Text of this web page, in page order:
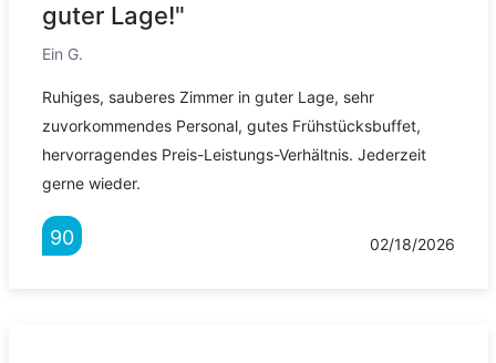
guter Lage!"
Ein G.
Ruhiges, sauberes Zimmer in guter Lage, sehr
zuvorkommendes Personal, gutes Frühstücksbuffet,
hervorragendes Preis-Leistungs-Verhältnis. Jederzeit
gerne wieder.
90 02/18/2026